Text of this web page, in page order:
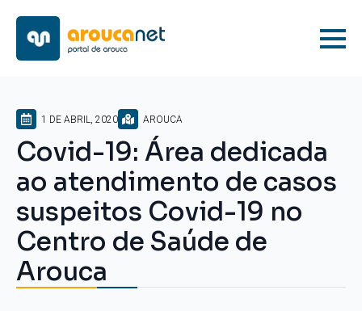
1 DE ABRIL, 2020 AROUCA
Covid-19: Área dedicada
ao atendimento de casos
suspeitos Covid-19 no
Centro de Saúde de
Arouca